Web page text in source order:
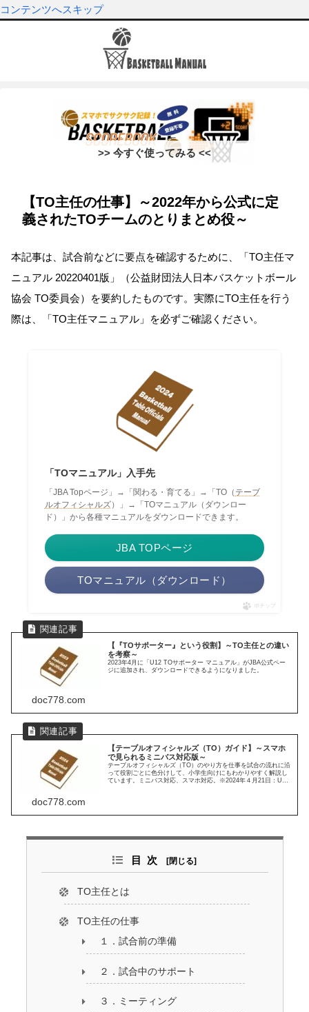
コンテンツへスキップ
>> 今すぐ使ってみる <<
【TO主任の仕事】～2022年から公式に定
義されたTOチームのとりまとめ役～
本記事は、試合前などに要点を確認するために、
TO主任マ
ニュアル 20220401版
（公益財団法人日本バスケットボール
協会 TO委員会）を要約したものです。実際にTO主任を行う
際は、
TO主任マニュアル を必ずご確認ください。
「TOマニュアル」入手先
「JBA Topページ」→「関わる・育てる」→「TO（ テーブ
ルオフィシャルズ）」→「TOマニュアル（ダウンロー
ド）」から各種マニュアルをダウンロードできます。
JBA TOPページ
TOマニュアル（ダウンロード）
ポチップ
【『TOサポーター』という役割】～TO主任との違い
を考察～
2023年4月に「U12 TOサポーター マニュアル」がJBA公式ペー
ジに追加され、ダウンロードできるようになりました。
doc778.com
【テーブルオフィシャルズ（TO）ガイド】～スマホ
で見られるミニバス対応版～
テーブルオフィシャルズ（TO）のやり方を仕事を試合の流れに沿
って役割ごとに色分けして、小学生向けにもわかりやすく解説し
ています。ミニバス対応、スマホ対応。※2024年４月21日：U12
doc778.com
目次
TO主任とは
TO主任の仕事
１．試合前の準備
２．試合中のサポート
３．ミーティング